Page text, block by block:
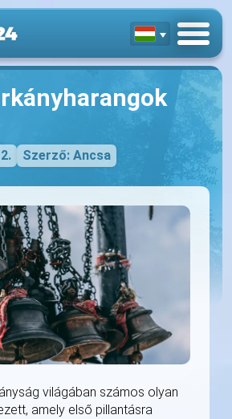
Szerző: Ancsa
világában számos olyan
amely első pillantásra